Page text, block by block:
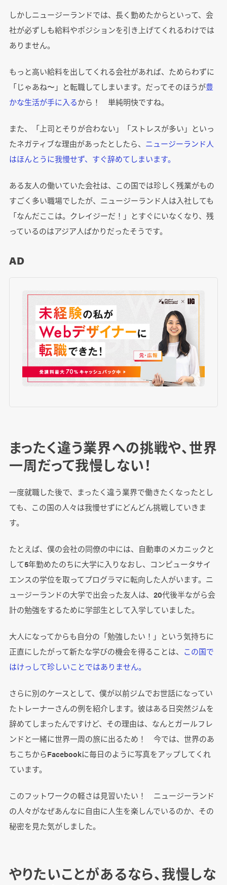
しかしニュージーランドでは、長く勤めたからといって、会
社が必ずしも給料やポジションを引き上げてくれるわけでは
ありません。
もっと高い給料を出してくれる会社があれば、ためらわずに
「じゃあね〜」と転職してしまいます。だってそのほうが豊
かな生活が手に入るから！ 単純明快ですね。
また、「上司とそりが合わない」「ストレスが多い」といっ
たネガティブな理由があったとしたら、 ニュージーランド人
はほんとうに我慢せず、すぐ辞めてしまいます。
ある友人の働いていた会社は、この国では珍しく残業がもの
すごく多い職場でしたが、ニュージーランド人は入社しても
「なんだここは。クレイジーだ！」とすぐにいなくなり、残
っているのはアジア人ばかりだったそうです。
AD
まったく違う業界への挑戦や、世界
一周だって我慢しない！
一度就職した後で、まったく違う業界で働きたくなったとし
ても、この国の人々は我慢せずにどんどん挑戦していきま
す。
たとえば、僕の会社の同僚の中には、自動車のメカニックと
して5年勤めたのちに大学に入りなおし、コンピュータサイ
エンスの学位を取ってプログラマに転向した人がいます。ニ
ュージーランドの大学で出会った友人は、20代後半ながら会
計の勉強をするために学部生として入学していました。
大人になってからも自分の「勉強したい！」という気持ちに
正直にしたがって新たな学びの機会を得ることは、 この国で
はけっして珍しいことではありません。
さらに別のケースとして、僕が以前ジムでお世話になってい
たトレーナーさんの例を紹介します。彼はある日突然ジムを
辞めてしまったんですけど、その理由は、なんとガールフレ
ンドと一緒に世界一周の旅に出るため！ 今では、世界のあ
ちこちからFacebookに毎日のように写真をアップしてくれ
ています。
このフットワークの軽さは見習いたい！ ニュージーランド
の人々がなぜあんなに自由に人生を楽しんでいるのか、その
秘密を見た気がしました。
やりたいことがあるなら、我慢しな